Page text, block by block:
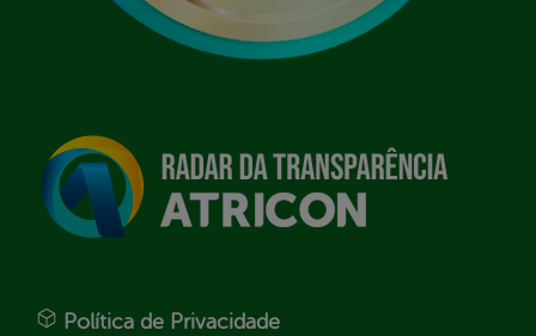
Política de Privacidade